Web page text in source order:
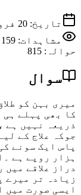
تاریخ: 20 فروری، 2026
مشاہدات: 159
حوالہ :
815
سوال
میری بہن کو
کا بھی پہلے
جوکہ علاج کے
پاس ایک سونے
ہزار روپے ہے
دراز علاقے
زیادہ تر میرے
ایسی صورت میں